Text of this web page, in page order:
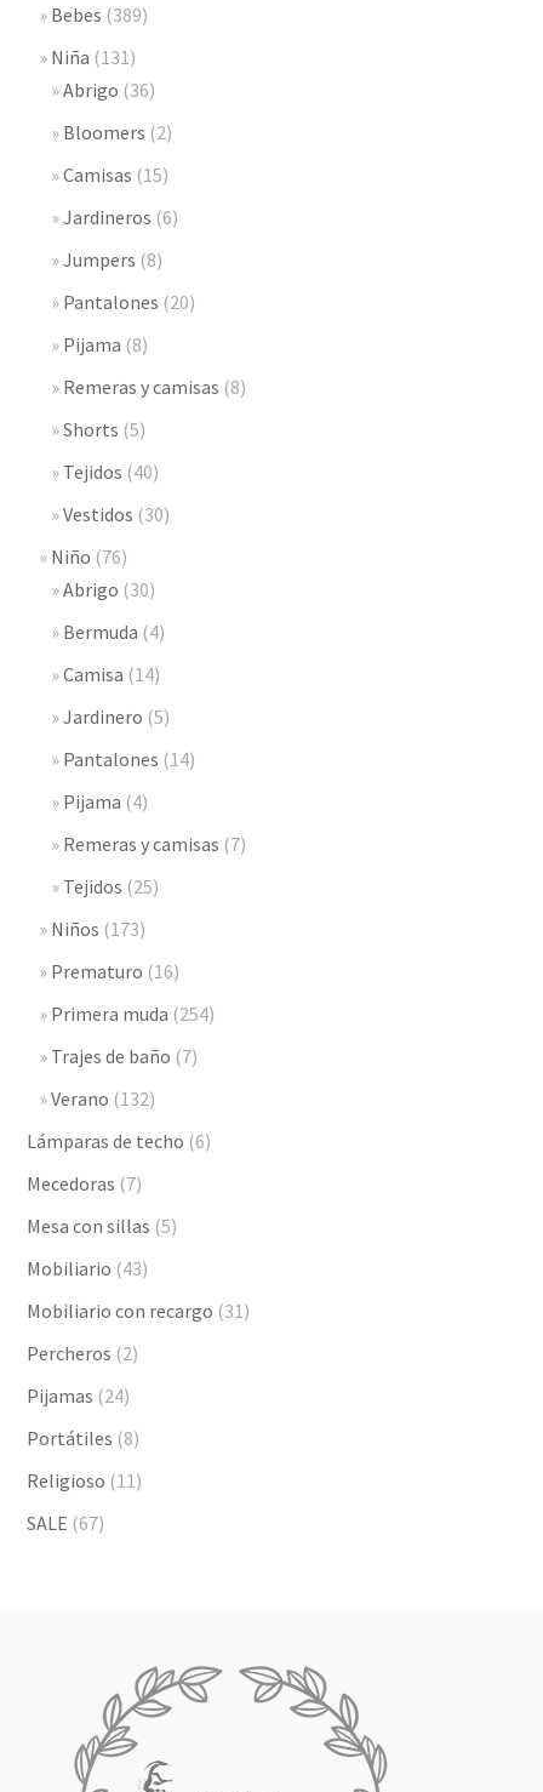
Bebes (389)
Niña (131)
Abrigo (36)
Bloomers (2)
Camisas (15)
Jardineros (6)
Jumpers (8)
Pantalones (20)
Pijama (8)
Remeras y camisas (8)
Shorts (5)
Tejidos (40)
Vestidos (30)
Niño (76)
Abrigo (30)
Bermuda (4)
Camisa (14)
Jardinero (5)
Pantalones (14)
Pijama (4)
Remeras y camisas (7)
Tejidos (25)
Niños (173)
Prematuro (16)
Primera muda (254)
Trajes de baño (7)
Verano (132)
Lámparas de techo (6)
Mecedoras (7)
Mesa con sillas (5)
Mobiliario (43)
Mobiliario con recargo (31)
Percheros (2)
Pijamas (24)
Portátiles (8)
Religioso (11)
SALE (67)